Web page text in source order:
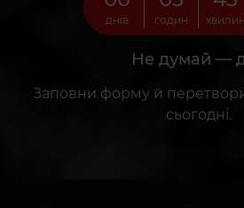
днів годин хвилин
Не думай —
Заповни форму й
сьогодні.